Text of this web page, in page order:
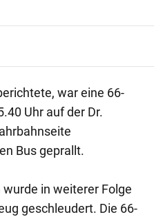
war eine 66-
Uhr auf der Dr.
Bus geprallt.
in weiterer Folge
geschleudert. Die 66-